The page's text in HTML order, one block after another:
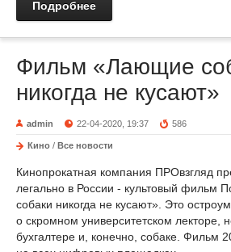
Подробнее
Фильм «Лающие
никогда не кусают»
admin 22-04-2020, 19:37 586
Кино / Все новости
Кинопрокатная компания ПРОвзгляд
легально в России - культовый фильм
собаки никогда не кусают». Это
о скромном университетском лекторе,
бухгалтере и, конечно, собаке. Фильм